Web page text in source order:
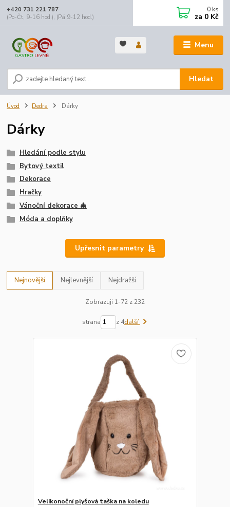
Menu
Hledat
+420 731 221 787
(Po-Čt, 9-16 hod.), (Pá 9-12 hod.)
0 ks
za 0 Kč
Úvod Dedra Dárky
Dárky
Hledání podle stylu
Bytový textil
Dekorace
Hračky
Vánoční dekorace 🎄
Móda a doplňky
Upřesnit parametry
Nejnovější Nejlevnější Nejdražší
Zobrazuji 1-72 z 232
strana z 4další
Velikonoční plyšová taška na koledu